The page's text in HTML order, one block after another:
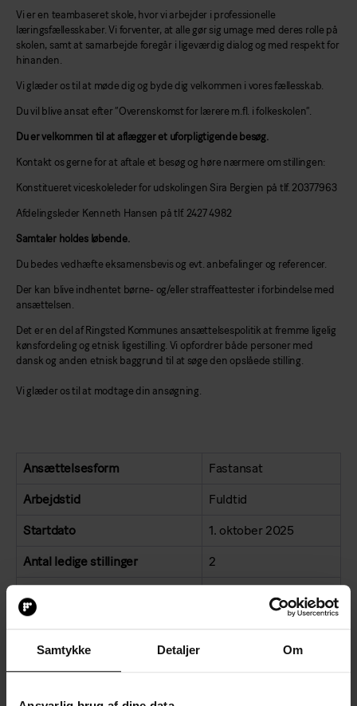
Samtykke Detaljer Om
Vi er en teambaseret skole, hvor vi arbejder i professionelle
læringsfællesskaber. Vi forventer, at alle gør sig umage med deres rolle på
skolen, samt at samarbejde foregår i ligeværdig dialog og med respekt for
hinanden.
Vi glæder os til at møde dig og byde dig velkommen i vores fællesskab.
Du vil blive ansat efter ”Overenskomst for lærere m.fl. i folkeskolen”.
Du er velkommen til at aflægger et uforpligtigende besøg.
Kontakt os gerne for at aftale et besøg og høre nærmere om stillingen:
Konstitueret viceskoleleder for udskolingen Sira Bergien på tlf. 20377963
Afdelingsleder Kenneth Hansen på tlf. 2427 4982
Samtaler holdes løbende.
Du bedes vedhæfte eksamensbevis og evt. anbefalinger og referencer.
Der kan blive indhentet børne- og/eller straffeattester i forbindelse med
ansættelsen.
Det er en del af Ringsted Kommunes ansættelsespolitik at fremme ligelig
kønsfordeling og etnisk ligestilling. Vi opfordrer både personer med
dansk og anden etnisk baggrund til at søge den opslåede stilling.
Vi glæder os til at modtage din ansøgning.
Ansættelsesform Fastansat
Arbejdstid Fuldtid
Startdato 1. oktober 2025
Antal ledige stillinger 2
Region